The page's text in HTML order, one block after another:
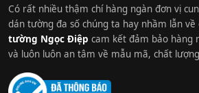
Có rất nhiều thậm chí hàng ngàn đơn vị
dán tường đa số chúng ta hay nhầm lẫn về
tường Ngọc Điệp cam kết đảm bảo hàng
và luôn luôn an tâm về mẫu mã, chất